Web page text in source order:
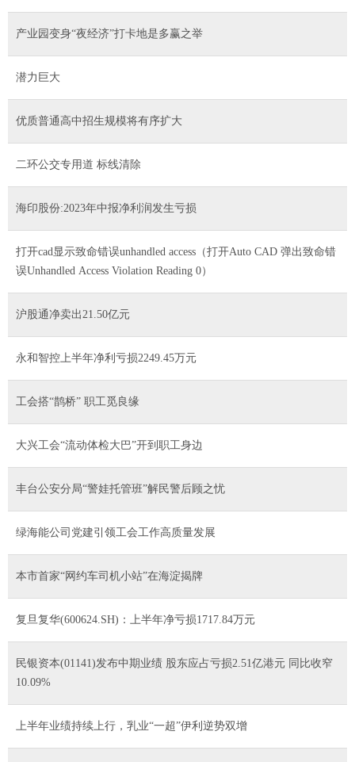
产业园变身“夜经济”打卡地是多赢之举
潜力巨大
优质普通高中招生规模将有序扩大
二环公交专用道 标线清除
海印股份:2023年中报净利润发生亏损
打开cad显示致命错误unhandled access（打开Auto CAD 弹出致命错
误Unhandled Access Violation Reading 0）
沪股通净卖出21.50亿元
永和智控上半年净利亏损2249.45万元
工会搭“鹊桥” 职工觅良缘
大兴工会“流动体检大巴”开到职工身边
丰台公安分局“警娃托管班”解民警后顾之忧
绿海能公司党建引领工会工作高质量发展
本市首家“网约车司机小站”在海淀揭牌
复旦复华(600624.SH)：上半年净亏损1717.84万元
民银资本(01141)发布中期业绩 股东应占亏损2.51亿港元 同比收窄
10.09%
上半年业绩持续上行，乳业“一超”伊利逆势双增